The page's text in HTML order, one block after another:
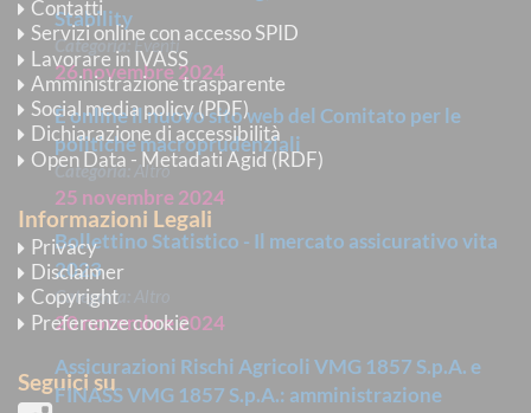
Stability
Categoria: Eventi
26 novembre 2024
È online il nuovo sito web del Comitato per le
politiche macroprudenziali
Categoria: Altro
25 novembre 2024
Bollettino Statistico - Il mercato assicurativo vita
2023
Categoria:
20 novembre 2024
Assicurazioni Rischi Agricoli VMG 1857 S.p.A. e
FINASS VMG 1857 S.p.A.: amministrazione
Contatti
Servizi online con accesso SPID
Lavorare in IVASS
Amministrazione trasparente
Social media policy (PDF)
Dichiarazione di accessibilità
Open Data - Metadati Agid (RDF)
Informazioni Legali
Privacy
Disclaimer
Copyright
Preferenze cookie
Seguici su